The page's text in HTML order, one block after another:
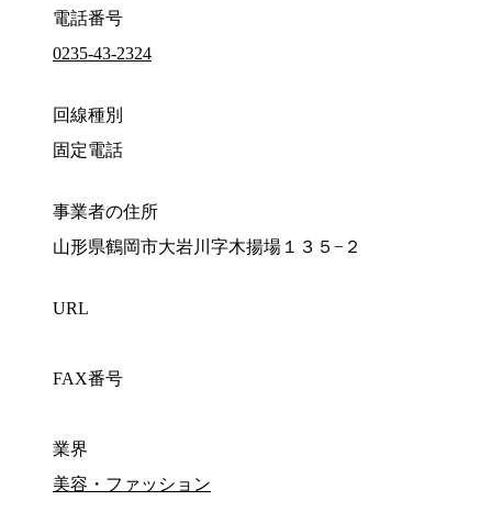
電話番号
0235-43-2324
回線種別
固定電話
事業者の住所
山形県鶴岡市大岩川字木揚場１３５−２
URL
FAX番号
業界
美容・ファッション